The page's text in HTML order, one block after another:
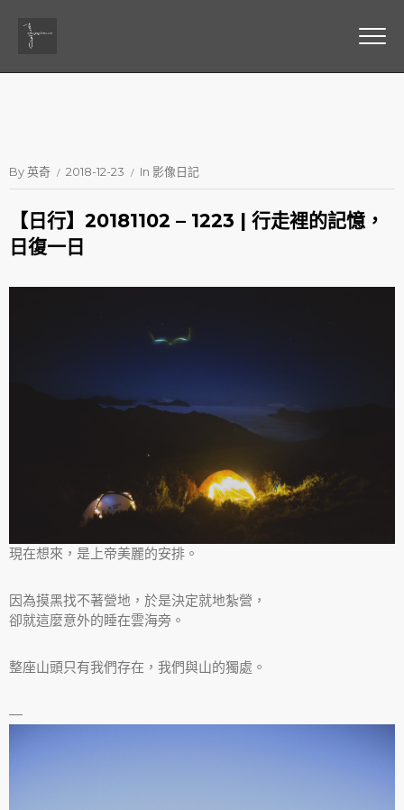
By英奇 2018-12-23 In 影像日記
【日行】20181102 – 1223 | 行走裡的記憶，
日復一日
現在想來，是上帝美麗的安排。
因為摸黑找不著營地，於是決定就地紮營，
卻就這麼意外的睡在雲海旁。
整座山頭只有我們存在，我們與山的獨處。
—